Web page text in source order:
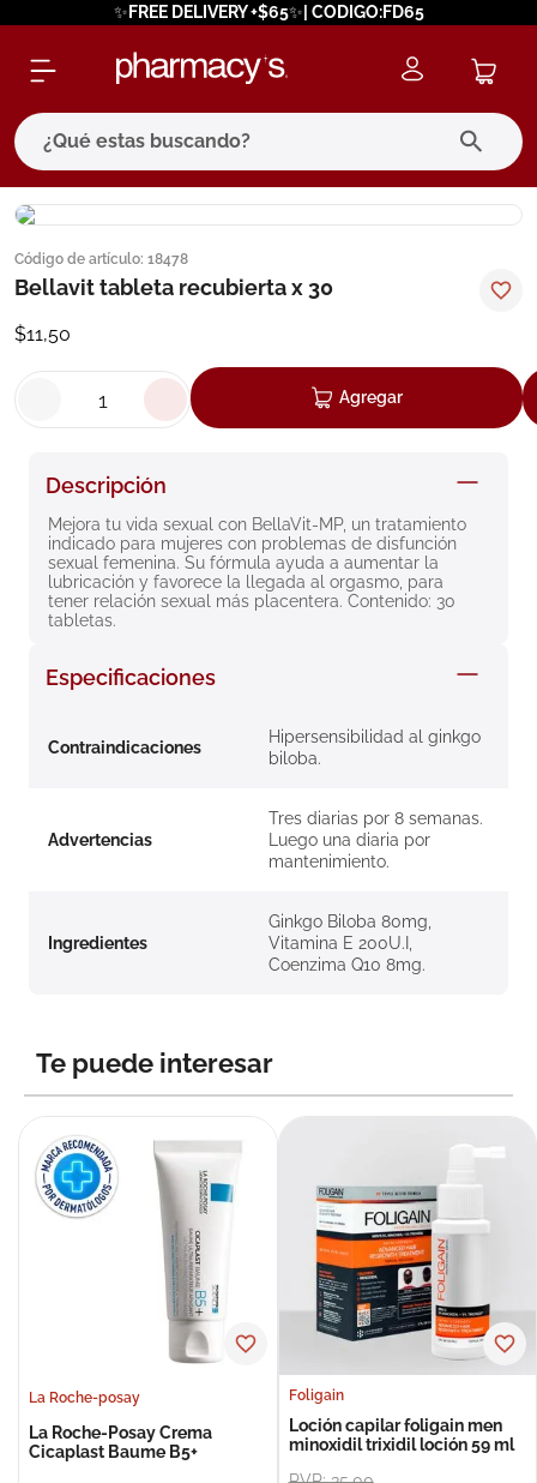
✨FREE DELIVERY +$65✨| CODIGO:FD65
¿Qué estas buscando?
Código de artículo: 18478
Bellavit tableta recubierta x 30
$11,50
Agregar
Descripción
Mejora tu vida sexual con BellaVit-MP, un tratamiento
indicado para mujeres con problemas de disfunción
sexual femenina. Su fórmula ayuda a aumentar la
lubricación y favorece la llegada al orgasmo, para
tener relación sexual más placentera. Contenido: 30
tabletas.
Especificaciones
Contraindicaciones
Hipersensibilidad al ginkgo
biloba.
Advertencias
Tres diarias por 8 semanas.
Luego una diaria por
mantenimiento.
Ingredientes
Ginkgo Biloba 80mg,
Vitamina E 200U.I,
Coenzima Q10 8mg.
Te puede interesar
La Roche-posay
La Roche-Posay Crema
Cicaplast Baume B5+
Foligain
Loción capilar foligain men
minoxidil trixidil loción 59 ml
términos más buscados
1. eucerin
3
bioderma
5. cerave
6 megacistin
7. degraler
8. roche posay
9. isdin